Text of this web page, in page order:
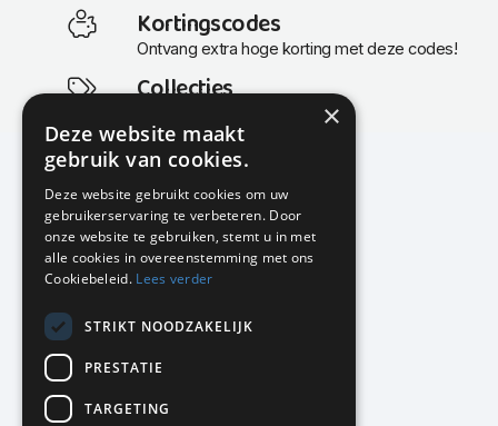
Kortingscodes
Ontvang extra hoge korting met deze codes!
Collecties
Actuele en populaire collecties
KMP Kantoormeubilair
Airport Business Park
Frankfurtstraat 29-31
1175 RH Lijnden
020-617 01 26
info@kmpkantoormeubilair.nl
Facebook
×
Deze website maakt
gebruik van cookies.
Deze website gebruikt cookies om uw
gebruikerservaring te verbeteren. Door
onze website te gebruiken, stemt u in met
alle cookies in overeenstemming met ons
Cookiebeleid. Lees verder
STRIKT NOODZAKELIJK
PRESTATIE
TARGETING